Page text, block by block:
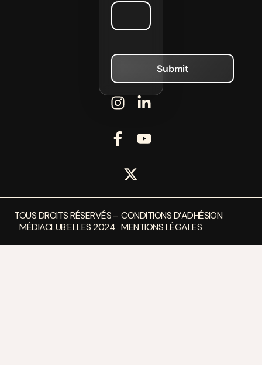
TOUS DROITS RÉSERVÉS –
MÉDIACLUB’ELLES 2024
CONDITIONS D’ADHÉSION
MENTIONS LÉGALES